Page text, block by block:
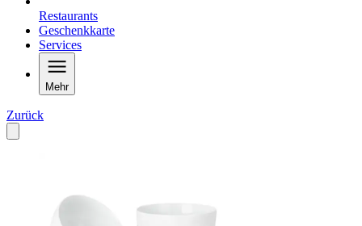
Restaurants
Geschenkkarte
Services
Mehr
Zurück